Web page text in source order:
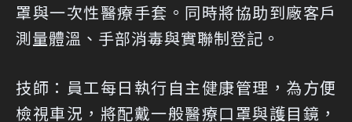
罩與一次性醫療手套。同時將協助到廠客戶
測量體溫、手部消毒與實聯制登記。
技師：員工每日執行自主健康管理，為方便
檢視車況，將配戴一般醫療口罩與護目鏡，